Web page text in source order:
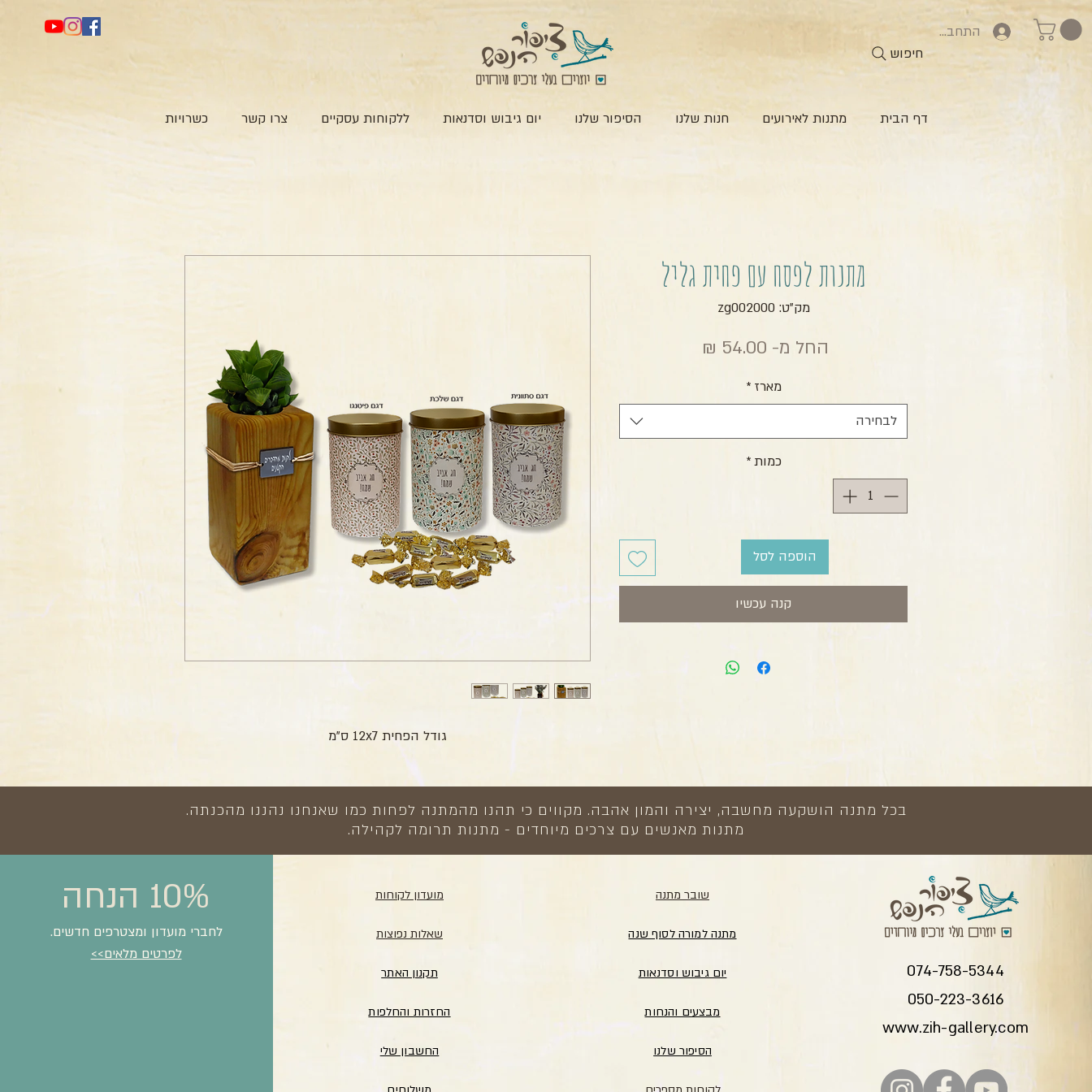
התחברות
חיפוש
דף הבית מתנות לאירועים חנות שלנו הסיפור שלנו יום גיבוש וסדנאות ללקוחות עסקיים צרו קשר כשרויות
גודל הפחית 12x7 ס"מ
מתנות לפסח עם פחית גליל
מק"ט: zg002000
החל מ- 54.00 ₪
מארז *
לבחירה
כמות *
הוספה לסל
קנה עכשיו
בכל מתנה הושקעה מחשבה, יצירה והמון אהבה. מקווים כי תהנו מהמתנה לפחות כמו שאנחנו נהננו מהכנתה.
מתנות מאנשים עם צרכים מיוחדים - מתנות תרומה לקהילה.
10% הנחה
לחברי מועדון ומצטרפים חדשים.
לפרטים מלאים>>
מועדון לקוחות
שאלות נפוצות
תקנון האתר
החזרות והחלפות
החשבון שלי
שובר מתנה
מתנה למורה לסוף שנה
יום גיבוש וסדנאות
מבצעים והנחות
הסיפור שלנו
074-758-5344
050-223-3616
www.zih-gallery.com